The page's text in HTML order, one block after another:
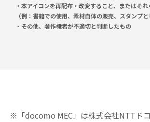
・本アイコンを再配布・改変すること、またはそれ
（例：書籍での使用、素材自体の販売、スタンプと
・その他、著作権者が不適切と判断したもの
※「docomo MEC」は株式会社NTTド